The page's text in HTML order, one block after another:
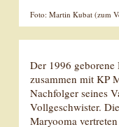
Foto: Martin Kubat (zum
Der 1996
zusammen mit KP
Nachfolger seines
Vollgeschwister.
Maryooma